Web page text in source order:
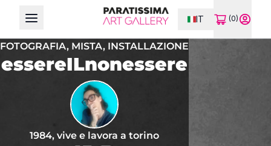
Open main menu IT (0)
FOTOGRAFIA, MISTA, INSTALLAZIONE
essereILnonessere
1984, vive e lavora a torino